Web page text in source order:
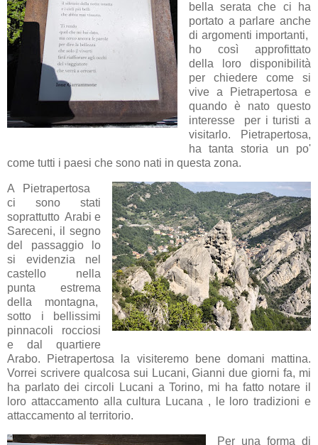
bella serata che ci ha
portato a parlare anche
di argomenti importanti,
ho così approfittato
della loro disponibilità
per chiedere come si
vive a Pietrapertosa e
quando è nato questo
interesse per i turisti a
visitarlo. Pietrapertosa,
ha tanta storia un po'
come tutti i paesi che sono nati in questa zona.
A Pietrapertosa
ci sono stati
soprattutto Arabi e
Sareceni, il segno
del passaggio lo
si evidenzia nel
castello nella
punta estrema
della montagna,
sotto i bellissimi
pinnacoli rocciosi
e dal quartiere
Arabo. Pietrapertosa la visiteremo bene domani mattina.
Vorrei scrivere qualcosa sui Lucani, Gianni due giorni fa, mi
ha parlato dei circoli Lucani a Torino, mi ha fatto notare il
loro attaccamento alla cultura Lucana , le loro tradizioni e
attaccamento al territorio.
Per una forma di